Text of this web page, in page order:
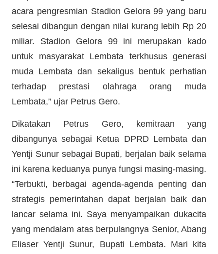
acara pengresmian Stadion Gelora 99 yang baru
selesai dibangun dengan nilai kurang lebih Rp 20
miliar. Stadion Gelora 99 ini merupakan kado
untuk masyarakat Lembata terkhusus generasi
muda Lembata dan sekaligus bentuk perhatian
terhadap prestasi olahraga orang muda
Lembata,” ujar Petrus Gero.
Dikatakan Petrus Gero, kemitraan yang
dibangunya sebagai Ketua DPRD Lembata dan
Yentji Sunur sebagai Bupati, berjalan baik selama
ini karena keduanya punya fungsi masing-masing.
“Terbukti, berbagai agenda-agenda penting dan
strategis pemerintahan dapat berjalan baik dan
lancar selama ini. Saya menyampaikan dukacita
yang mendalam atas berpulangnya Senior, Abang
Eliaser Yentji Sunur, Bupati Lembata. Mari kita